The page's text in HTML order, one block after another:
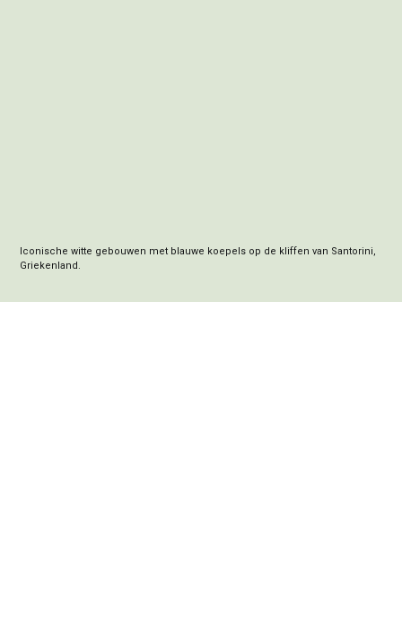
Iconische witte gebouwen met blauwe koepels op de kliffen van Santorini,
Griekenland.